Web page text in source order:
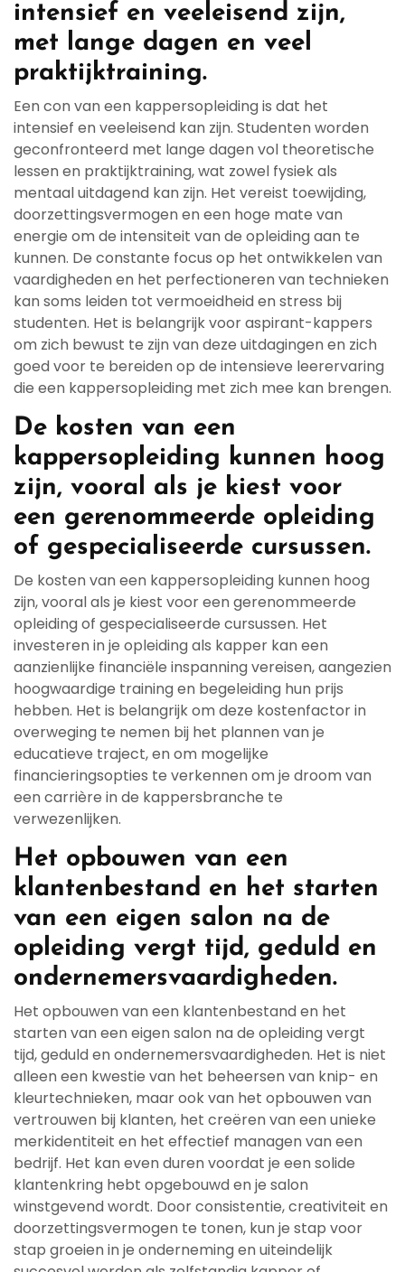
intensief en veeleisend zijn,
met lange dagen en veel
praktijktraining.
Een con van een kappersopleiding is dat het
intensief en veeleisend kan zijn. Studenten worden
geconfronteerd met lange dagen vol theoretische
lessen en praktijktraining, wat zowel fysiek als
mentaal uitdagend kan zijn. Het vereist toewijding,
doorzettingsvermogen en een hoge mate van
energie om de intensiteit van de opleiding aan te
kunnen. De constante focus op het ontwikkelen van
vaardigheden en het perfectioneren van technieken
kan soms leiden tot vermoeidheid en stress bij
studenten. Het is belangrijk voor aspirant-kappers
om zich bewust te zijn van deze uitdagingen en zich
goed voor te bereiden op de intensieve leerervaring
die een kappersopleiding met zich mee kan brengen.
De kosten van een
kappersopleiding kunnen hoog
zijn, vooral als je kiest voor
een gerenommeerde opleiding
of gespecialiseerde cursussen.
De kosten van een kappersopleiding kunnen hoog
zijn, vooral als je kiest voor een gerenommeerde
opleiding of gespecialiseerde cursussen. Het
investeren in je opleiding als kapper kan een
aanzienlijke financiële inspanning vereisen, aangezien
hoogwaardige training en begeleiding hun prijs
hebben. Het is belangrijk om deze kostenfactor in
overweging te nemen bij het plannen van je
educatieve traject, en om mogelijke
financieringsopties te verkennen om je droom van
een carrière in de kappersbranche te
verwezenlijken.
Het opbouwen van een
klantenbestand en het starten
van een eigen salon na de
opleiding vergt tijd, geduld en
ondernemersvaardigheden.
Het opbouwen van een klantenbestand en het
starten van een eigen salon na de opleiding vergt
tijd, geduld en ondernemersvaardigheden. Het is niet
alleen een kwestie van het beheersen van knip- en
kleurtechnieken, maar ook van het opbouwen van
vertrouwen bij klanten, het creëren van een unieke
merkidentiteit en het effectief managen van een
bedrijf. Het kan even duren voordat je een solide
klantenkring hebt opgebouwd en je salon
winstgevend wordt. Door consistentie, creativiteit en
doorzettingsvermogen te tonen, kun je stap voor
stap groeien in je onderneming en uiteindelijk